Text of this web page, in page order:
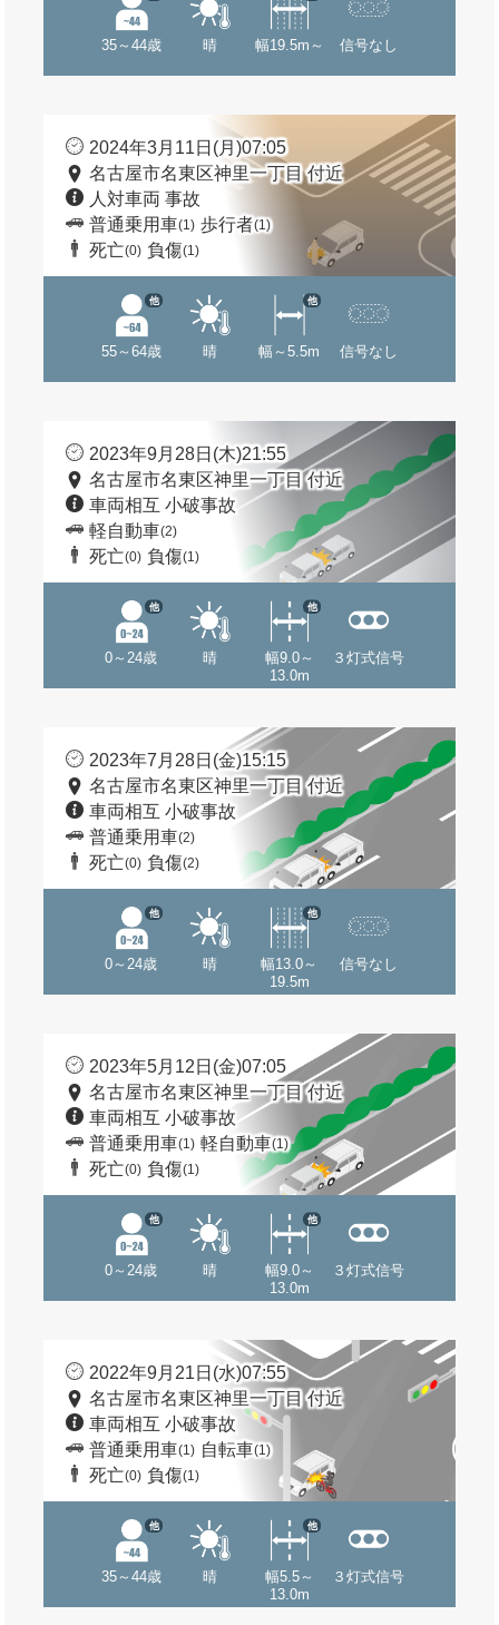
35～44歳 晴 幅19.5m～ 信号なし
2024年3月11日(月)07:05
名古屋市名東区神里一丁目 付近
人対車両 事故
普通乗用車(1) 歩行者(1)
死亡(0) 負傷(1)
55～64歳
他
晴 幅～5.5m
他
信号なし
2023年9月28日(木)21:55
名古屋市名東区神里一丁目 付近
車両相互 小破事故
軽自動車(2)
死亡(0) 負傷(1)
0～24歳
他
晴
幅9.0～
13.0m
他
３灯式信号
2023年7月28日(金)15:15
名古屋市名東区神里一丁目 付近
車両相互 小破事故
普通乗用車(2)
死亡(0) 負傷(2)
0～24歳
他
晴
幅13.0～
19.5m
他
信号なし
2023年5月12日(金)07:05
名古屋市名東区神里一丁目 付近
車両相互 小破事故
普通乗用車(1) 軽自動車(1)
死亡(0) 負傷(1)
0～24歳
他
晴
幅9.0～
13.0m
他
３灯式信号
2022年9月21日(水)07:55
名古屋市名東区神里一丁目 付近
車両相互 小破事故
普通乗用車(1) 自転車(1)
死亡(0) 負傷(1)
35～44歳
他
晴
幅5.5～
13.0m
他
３灯式信号